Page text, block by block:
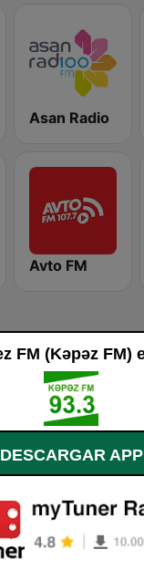
Asan Radio
Avto FM
DESCARGAR APP